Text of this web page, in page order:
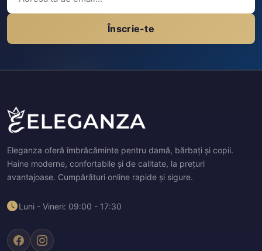
Înscrie-te
Eleganza oferă îmbrăcăminte pentru damă, bărbați și copii.
Haine moderne, confortabile și de calitate, la prețuri
avantajoase. Cumpărături online rapide și sigure.
Luni - Vineri: 09:00 - 17:30